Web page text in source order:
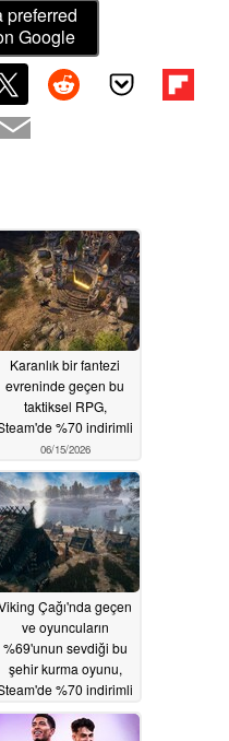
preferred
Google
Karanlık bir fantezi
evreninde geçen bu
taktiksel RPG,
%70 indirimli
06/15/2026
Çağı'nda geçen
ve oyuncuların
%69'unun sevdiği bu
şehir kurma oyunu,
%70 indirimli
06/13/2026